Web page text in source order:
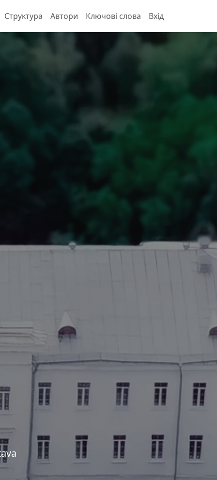
Структура Автори Ключові слова Вхід